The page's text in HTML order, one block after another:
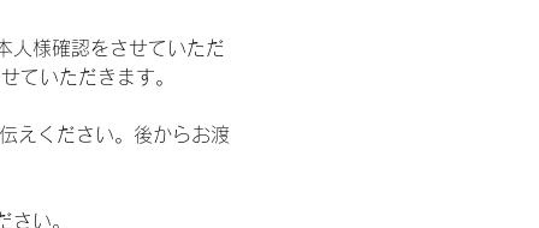
人様確認をさせていただ
ていただきます。
えください。後からお渡
い。